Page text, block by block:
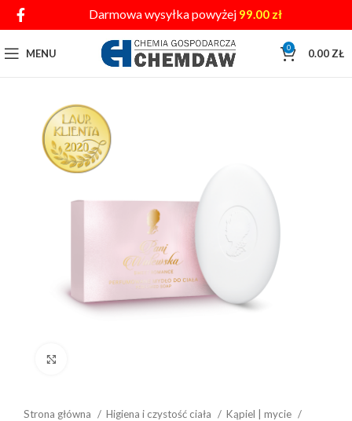
Darmowa wysyłka powyżej 99.00 zł
MENU 0 0.00 ZŁ
Strona główna Higiena i czystość ciała
Kąpiel | mycie